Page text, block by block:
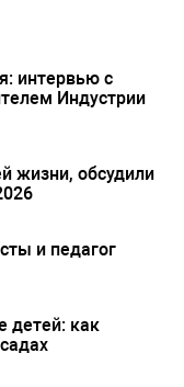
интервью с
Индустрии
жизни, обсудили
и педагог
детей: как